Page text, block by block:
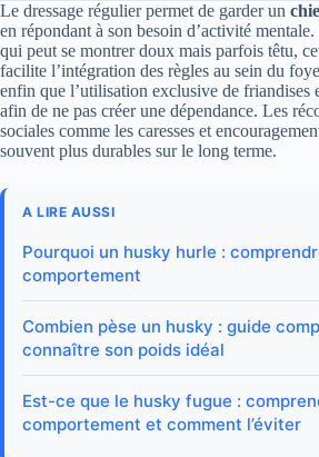
Le dressage régulier permet de garder un
en répondant à son besoin d’activité
qui peut se montrer doux mais parfois têtu,
facilite l’intégration des règles au sein du
enfin que l’utilisation exclusive de friandises
afin de ne pas créer une dépendance. Les
sociales comme les caresses et
souvent plus durables sur le long terme.
A LIRE AUSSI
Pourquoi un husky hurle :
comportement
Combien pèse un husky : guide
connaître son poids idéal
Est-ce que le husky fugue :
comportement et comment l’éviter